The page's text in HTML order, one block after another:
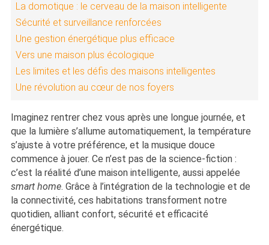
La domotique : le cerveau de la maison intelligente
Sécurité et surveillance renforcées
Une gestion énergétique plus efficace
Vers une maison plus écologique
Les limites et les défis des maisons intelligentes
Une révolution au cœur de nos foyers
Imaginez rentrer chez vous après une longue journée, et
que la lumière s’allume automatiquement, la température
s’ajuste à votre préférence, et la musique douce
commence à jouer. Ce n’est pas de la science-fiction :
c’est la réalité d’une maison intelligente, aussi appelée
smart home. Grâce à l’intégration de la technologie et de
la connectivité, ces habitations transforment notre
quotidien, alliant confort, sécurité et efficacité
énergétique.